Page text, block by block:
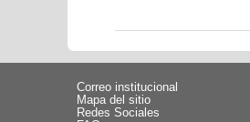
Correo institucional
Mapa del sitio
Redes Sociales